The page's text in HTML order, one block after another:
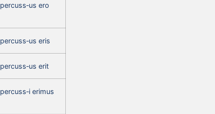
percuss‑us ero
percuss‑us eris
percuss‑us erit
percuss‑i erimus